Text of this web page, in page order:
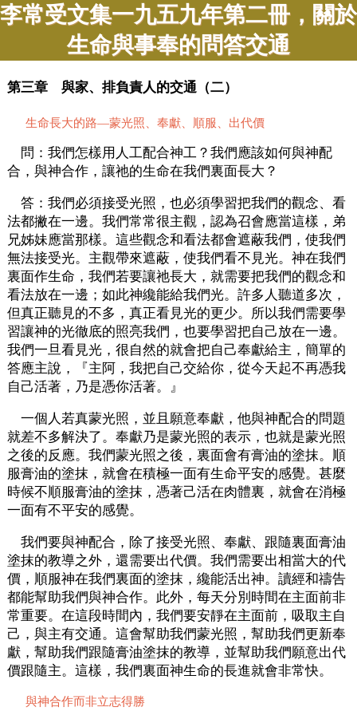
李常受文集一九五九年第二冊，關於
生命與事奉的問答交通
第三章 與家、排負責人的交通（二）
生命長大的路—蒙光照、奉獻、順服、出代價
問：我們怎樣用人工配合神工？我們應該如何與神配
合，與神合作，讓祂的生命在我們裏面長大？
答：我們必須接受光照，也必須學習把我們的觀念、看
法都撇在一邊。我們常常很主觀，認為召會應當這樣，弟
兄姊妹應當那樣。這些觀念和看法都會遮蔽我們，使我們
無法接受光。主觀帶來遮蔽，使我們看不見光。神在我們
裏面作生命，我們若要讓祂長大，就需要把我們的觀念和
看法放在一邊；如此神纔能給我們光。許多人聽道多次，
但真正聽見的不多，真正看見光的更少。所以我們需要學
習讓神的光徹底的照亮我們，也要學習把自己放在一邊。
我們一旦看見光，很自然的就會把自己奉獻給主，簡單的
答應主說，『主阿，我把自己交給你，從今天起不再憑我
自己活著，乃是憑你活著。』
一個人若真蒙光照，並且願意奉獻，他與神配合的問題
就差不多解決了。奉獻乃是蒙光照的表示，也就是蒙光照
之後的反應。我們蒙光照之後，裏面會有膏油的塗抹。順
服膏油的塗抹，就會在積極一面有生命平安的感覺。甚麼
時候不順服膏油的塗抹，憑著己活在肉體裏，就會在消極
一面有不平安的感覺。
我們要與神配合，除了接受光照、奉獻、跟隨裏面膏油
塗抹的教導之外，還需要出代價。我們需要出相當大的代
價，順服神在我們裏面的塗抹，纔能活出神。讀經和禱告
都能幫助我們與神合作。此外，每天分別時間在主面前非
常重要。在這段時間內，我們要安靜在主面前，吸取主自
己，與主有交通。這會幫助我們蒙光照，幫助我們更新奉
獻，幫助我們跟隨膏油塗抹的教導，並幫助我們願意出代
價跟隨主。這樣，我們裏面神生命的長進就會非常快。
與神合作而非立志得勝